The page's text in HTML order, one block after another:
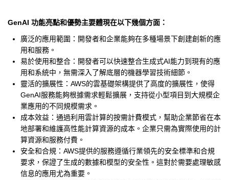
GenAI 功能亮點和優勢主要體現在以下幾個方面：
廣泛的應用範圍：開發者和企業能夠在多種場景下創建創新的應
用和服務。
易於使用和整合：開發者可以快速整合生成式AI能力到現有的應
用和系統中，無需深入了解底層的機器學習技術細節。
靈活的擴展性：AWS的雲基礎架構提供了高度的擴展性，使得
GenAI服務能夠根據需求輕鬆擴展，支持從小型項目到大規模企
業應用的不同規模需求。
成本效益：通過利用雲計算的按需計費模式，幫助企業節省在本
地部署和維護高性能計算資源的成本。企業只需為實際使用的計
算資源和服務付費。
安全和合規：AWS提供的服務遵循行業領先的安全標準和合規
要求，保證了生成的數據和模型的安全性。這對於需要處理敏感
信息的應用尤為重要。